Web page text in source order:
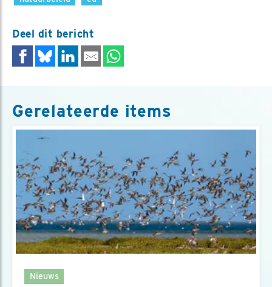
Deel dit bericht
Gerelateerde items
Nieuws